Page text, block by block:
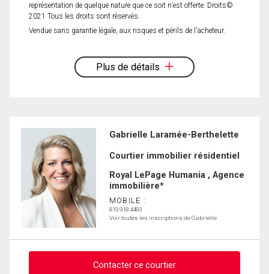
représentation de quelque nature que ce soit n’est offerte. Droits©
2021 Tous les droits sont réservés.
Vendue sans garantie légale, aux risques et périls de l'acheteur.
Plus de détails
Gabrielle Laramée-Berthelette
Courtier immobilier résidentiel
Royal LePage Humania , Agence
immobilière*
MOBILE :
819.918.4483
Voir toutes les inscriptions de Gabrielle
Contacter ce courtier